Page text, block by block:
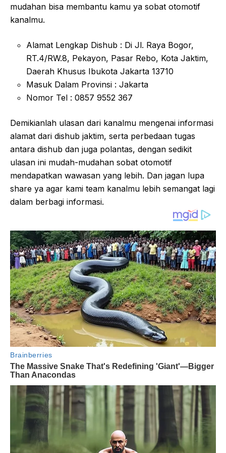
mudahan bisa membantu kamu ya sobat otomotif
kanalmu.
Alamat Lengkap Dishub : Di Jl. Raya Bogor,
RT.4/RW.8, Pekayon, Pasar Rebo, Kota Jaktim,
Daerah Khusus Ibukota Jakarta 13710
Masuk Dalam Provinsi : Jakarta
Nomor Tel : 0857 9552 367
Demikianlah ulasan dari kanalmu mengenai informasi
alamat dari dishub jaktim, serta perbedaan tugas
antara dishub dan juga polantas, dengan sedikit
ulasan ini mudah-mudahan sobat otomotif
mendapatkan wawasan yang lebih. Dan jagan lupa
share ya agar kami team kanalmu lebih semangat lagi
dalam berbagi informasi.